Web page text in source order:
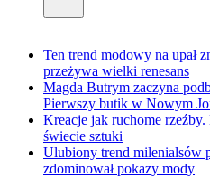
Ten trend modowy na upał
przeżywa wielki renesans
Magda Butrym zaczyna
Pierwszy butik w Nowym
Kreacje jak ruchome
świecie sztuki
Ulubiony trend milenialsów
zdominował pokazy mody